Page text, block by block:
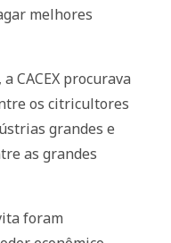
melhores
CACEX procurava
os citricultores
grandes e
as grandes
foram